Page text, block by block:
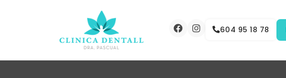
604 95 18 78